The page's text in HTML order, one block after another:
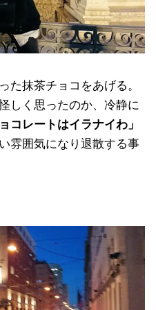
た抹茶チョコをあげる。
しく思ったのか、冷静に
コレートはイラナイわ」
雰囲気になり退散する事